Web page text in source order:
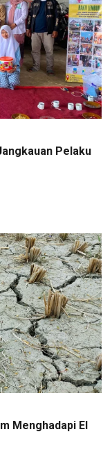
Pelaku
Menghadapi El